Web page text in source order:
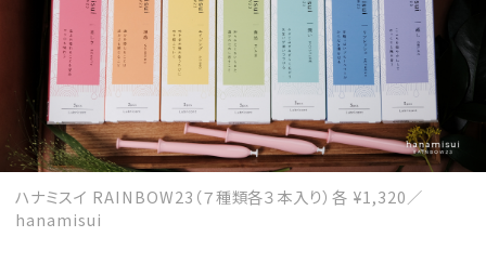
SPUR読者のためのメンバーシッププログラム
「The SPUR Club」。
便利な機能と特典を無料で楽し
めます。
ログイン・新規会員登録
ハナミスイ RAINBOW23（７種類各３本入り）各 ¥1,320／
hanamisui